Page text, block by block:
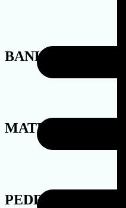
BANHO
MATERIAL
PEDRA